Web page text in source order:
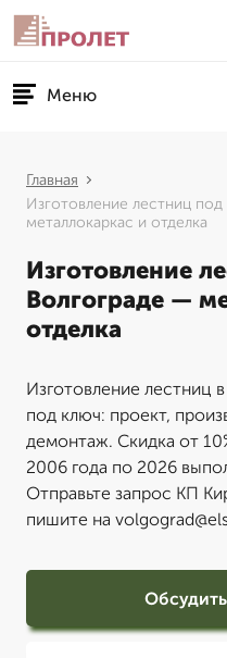
Меню
Главная
Изготовление лестниц
металлокаркас и отделка
Изготовление
Волгограде —
отделка
Изготовление лестниц
под ключ: проект,
демонтаж. Скидка от
2006 года по 2026
Отправьте запрос КП
пишите на